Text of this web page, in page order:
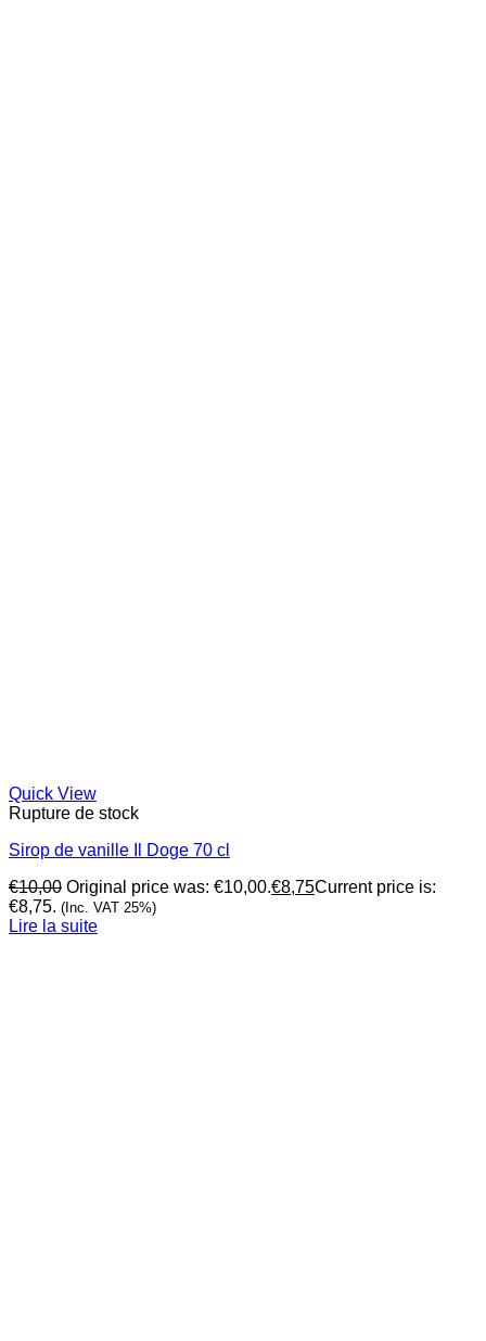
Quick View
Rupture de stock
Sirop de vanille Il Doge 70 cl
€10,00 Original price was: €10,00.€8,75Current price is:
€8,75. (Inc. VAT 25%)
Lire la suite